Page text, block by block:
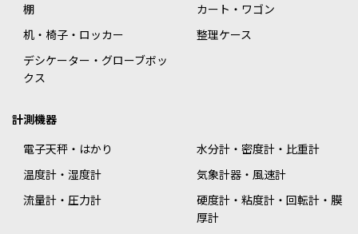
棚
カート・ワゴン
机・椅子・ロッカー
整理ケース
デシケーター・グローブボッ
クス
計測機器
電子天秤・はかり
水分計・密度計・比重計
温度計・湿度計
気象計器・風速計
流量計・圧力計
硬度計・粘度計・回転計・膜
厚計